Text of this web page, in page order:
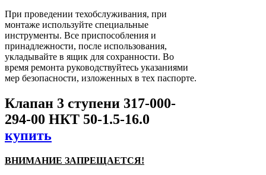
При проведении техобслуживания, при
монтаже используйте специальные
инструменты. Все приспособления и
принадлежности, после использования,
укладывайте в ящик для сохранности. Во
время ремонта руководствуйтесь указаниями
мер безопасности, изложенных в тех паспорте.
Клапан 3 ступени 317-000-
294-00 НКТ 50-1.5-16.0
купить
ВНИМАНИЕ ЗАПРЕЩАЕТСЯ!